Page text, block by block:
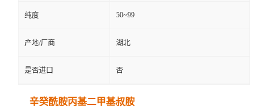
纯度 50~99
产地/厂商 湖北
是否进口 否
辛癸酰胺丙基二甲基叔胺